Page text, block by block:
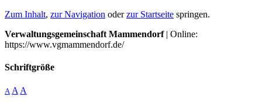
Zum Inhalt, zur Navigation oderzur Startseite springen.
Verwaltungsgemeinschaft Mammendorf| Online:
https://www.vgmammendorf.de/
Schriftgröße
A A A